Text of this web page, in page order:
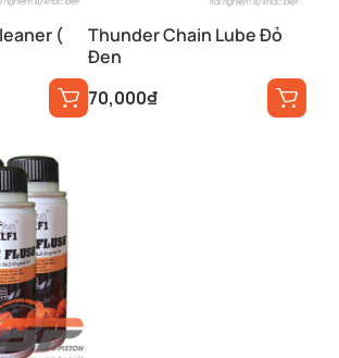
(
Thunder Chain Lube Đỏ
Đen
70,000₫